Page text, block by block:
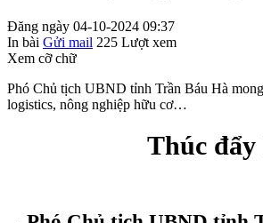
Đăng ngày 04-10-2024 09:37
In bài Gửi mail 225 Lượt xem
Xem cỡ chữ
Phó Chủ tịch UBND tỉnh Trần Báu Hà
logistics, nông nghiệp hữu cơ…
Thúc